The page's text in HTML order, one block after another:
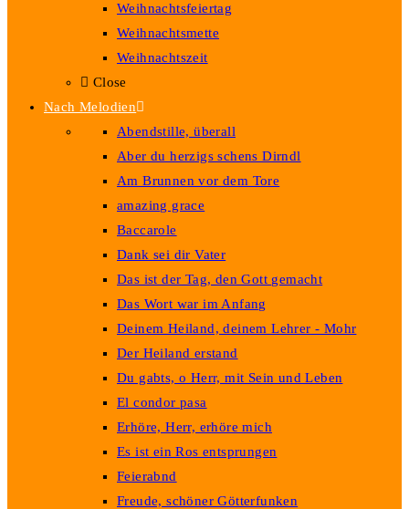
Weihnachtsfeiertag
Weihnachtsmette
Weihnachtszeit
Close
Nach Melodien
Abendstille, überall
Aber du herzigs schens Dirndl
Am Brunnen vor dem Tore
amazing grace
Baccarole
Dank sei dir Vater
Das ist der Tag, den Gott gemacht
Das Wort war im Anfang
Deinem Heiland, deinem Lehrer - Mohr
Der Heiland erstand
Du gabts, o Herr, mit Sein und Leben
El condor pasa
Erhöre, Herr, erhöre mich
Es ist ein Ros entsprungen
Feierabnd
Freude, schöner Götterfunken